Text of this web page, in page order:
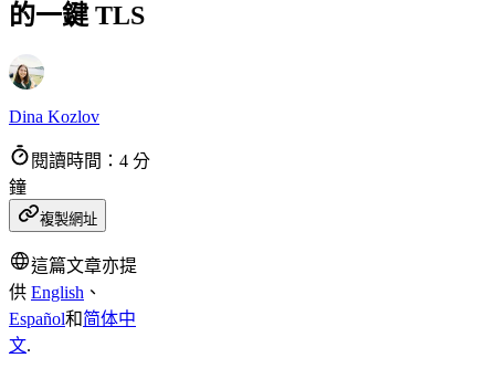
的一鍵 TLS
Dina Kozlov
閱讀時間：4 分
鐘
複製網址
這篇文章亦提
供 English 、
Español和简体中
文.